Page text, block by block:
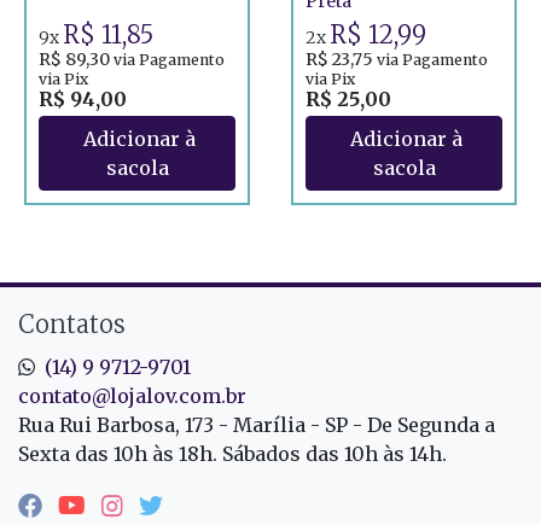
R$ 94,00
9x R$ 11,85
R$ 89,30 via Pagamento
via Pix
R$ 25,00
2x R$ 12,99
R$ 23,75 via Pagamento
via Pix
Contatos
(14) 9 9712-9701
contato@lojalov.com.br
Rua Rui Barbosa, 173 - Marília - SP - De Segunda a
Sexta das 10h às 18h. Sábados das 10h às 14h.